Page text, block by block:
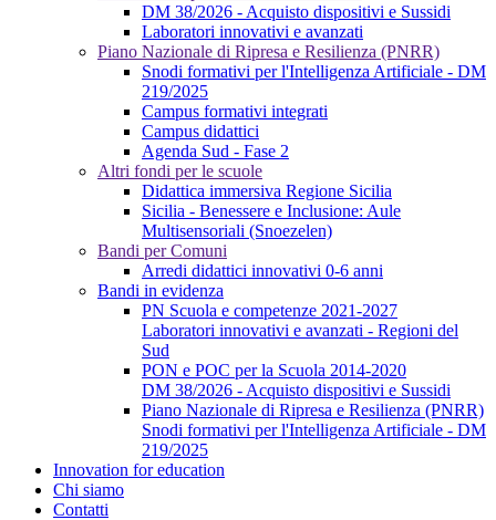
DM 38/2026 - Acquisto dispositivi e Sussidi
Laboratori innovativi e avanzati
Piano Nazionale di Ripresa e Resilienza (PNRR)
Snodi formativi per l'Intelligenza Artificiale - DM
219/2025
Campus formativi integrati
Campus didattici
Agenda Sud - Fase 2
Altri fondi per le scuole
Didattica immersiva Regione Sicilia
Sicilia - Benessere e Inclusione: Aule
Multisensoriali (Snoezelen)
Bandi per Comuni
Arredi didattici innovativi 0-6 anni
Bandi in evidenza
PN Scuola e competenze 2021-2027
Laboratori innovativi e avanzati - Regioni del
Sud
PON e POC per la Scuola 2014-2020
DM 38/2026 - Acquisto dispositivi e Sussidi
Piano Nazionale di Ripresa e Resilienza (PNRR)
Snodi formativi per l'Intelligenza Artificiale - DM
219/2025
Innovation for education
Chi siamo
Contatti